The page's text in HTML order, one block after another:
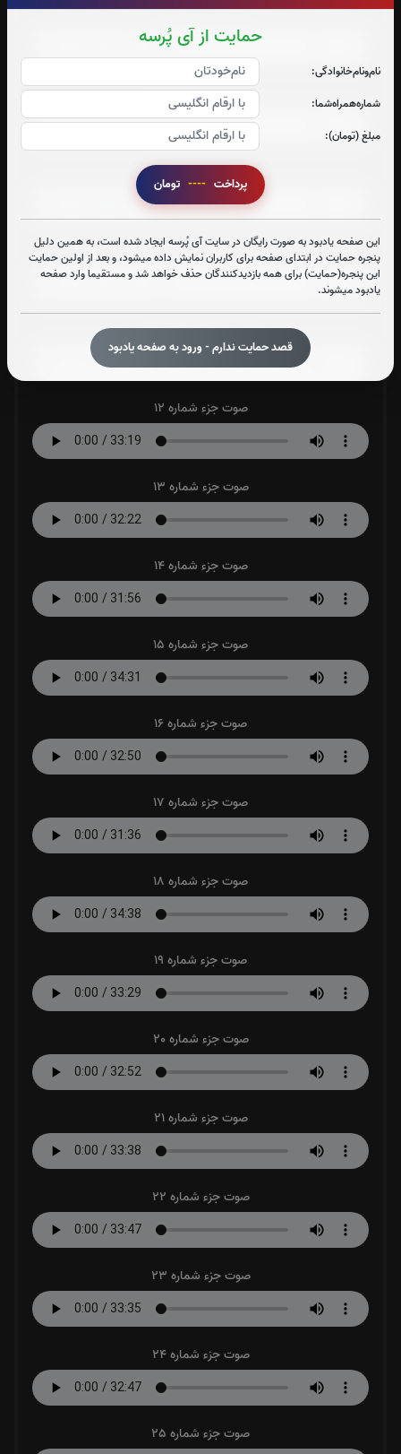
حمایت از آی پُرسه
نام‌و‌نام‌خانوادگی:
شماره‌همراه‌شما:
مبلغ (تومان):
پرداخت ----
این صفحه یادبود به صورت رایگان در سایت آی پُرسه ایجاد شده است، به همین دلیل
پنجره حمایت در ابتدای صفحه برای کاربران نمایش داده میشود، و بعد از اولین حمایت
این پنجره(حمایت) برای همه بازدیدکنندگان حذف خواهد شد و مستقیما وارد صفحه
یادبود میشوند.
قصد حمایت ندارم - ورود به صفحه یادبود
صوت جزء شماره 7
صوت جزء شماره 8
صوت جزء شماره 9
صوت جزء شماره 10
صوت جزء شماره 11
صوت جزء شماره 12
صوت جزء شماره 13
صوت جزء شماره 14
صوت جزء شماره 15
صوت جزء شماره 16
صوت جزء شماره 17
صوت جزء شماره 18
صوت جزء شماره 19
صوت جزء شماره 20
صوت جزء شماره 21
صوت جزء شماره 22
صوت جزء شماره 23
صوت جزء شماره 24
صوت جزء شماره 25